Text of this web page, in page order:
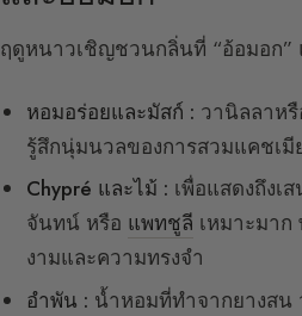
ฤดูหนาวเชิญชวนกลิ่นที่ “อ้อมอก”
หอมอร่อยและมัสก์ : วานิลลาห
รู้สึกนุ่มนวลของการสวมแคชเ
Chypré และไม้ : เพื่อแสดงถึงเ
จันทน์ หรือ แพทชูลี เหมาะมา
งามและความทรงจำ
อำพัน : น้ำหอมที่ทำจากยางสน